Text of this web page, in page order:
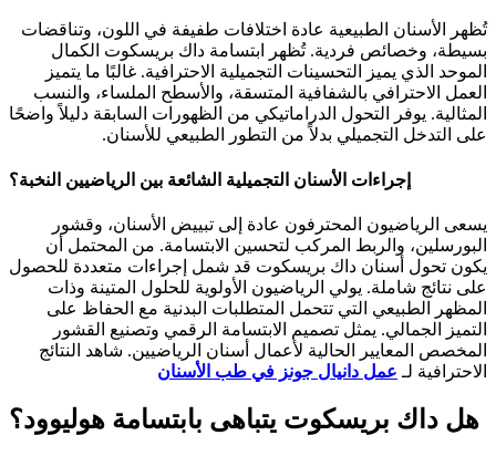
تُظهر الأسنان الطبيعية عادة اختلافات طفيفة في اللون، وتناقضات
بسيطة، وخصائص فردية. تُظهر ابتسامة داك بريسكوت الكمال
الموحد الذي يميز التحسينات التجميلية الاحترافية. غالبًا ما يتميز
العمل الاحترافي بالشفافية المتسقة، والأسطح الملساء، والنسب
المثالية. يوفر التحول الدراماتيكي من الظهورات السابقة دليلاً واضحًا
على التدخل التجميلي بدلاً من التطور الطبيعي للأسنان.
إجراءات الأسنان التجميلية الشائعة بين الرياضيين النخبة؟
يسعى الرياضيون المحترفون عادة إلى تبييض الأسنان، وقشور
البورسلين، والربط المركب لتحسين الابتسامة. من المحتمل أن
يكون تحول أسنان داك بريسكوت قد شمل إجراءات متعددة للحصول
على نتائج شاملة. يولي الرياضيون الأولوية للحلول المتينة وذات
المظهر الطبيعي التي تتحمل المتطلبات البدنية مع الحفاظ على
التميز الجمالي. يمثل تصميم الابتسامة الرقمي وتصنيع القشور
المخصص المعايير الحالية لأعمال أسنان الرياضيين. شاهد النتائج
الاحترافية لـ عمل دانيال جونز في طب الأسنان
هل داك بريسكوت يتباهى بابتسامة هوليوود؟